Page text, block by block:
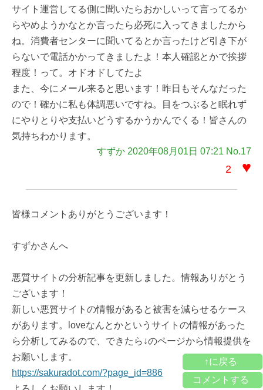
サイト運営してる側に聞いたらおかしいって言ってるか
らやめようかなとか言ったら必死に入ってきましたから
ね。消費者センターに聞いてるとか言ったけど引き下が
らないで電話かかってきましたよ！本人確認とかで挨拶
程度！って。オドオドしてたよ
また、今にメール来ると思います！昨日もそんなだった
ので！確かに私も体調悪いですね。目をつぶると眠れず
にやりとりや支払いどうするかうかんでくる！皆さんの
気持ちわかります。
すずか 2020年08月01日 07:21 No.17
2 ♥
皆様コメントありがとうございます！
すずかさんへ
悪質サイトの分析記事を更新しました。情報ありがとう
ございます！
新しい悪質サイトの情報があると被害を減らせるケース
があります。loveなんとかというサイトの情報があった
ら分析してみるので、できたら↓のページから情報提供を
お願いします。
https://sakuradot.com/?page_id=886
↑に戻る
コメントする